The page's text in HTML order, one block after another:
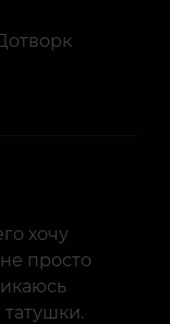
хочу
просто